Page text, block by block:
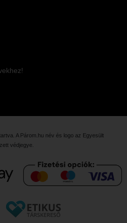
A Párom.hu név és logo az Egyesült
védjegye.